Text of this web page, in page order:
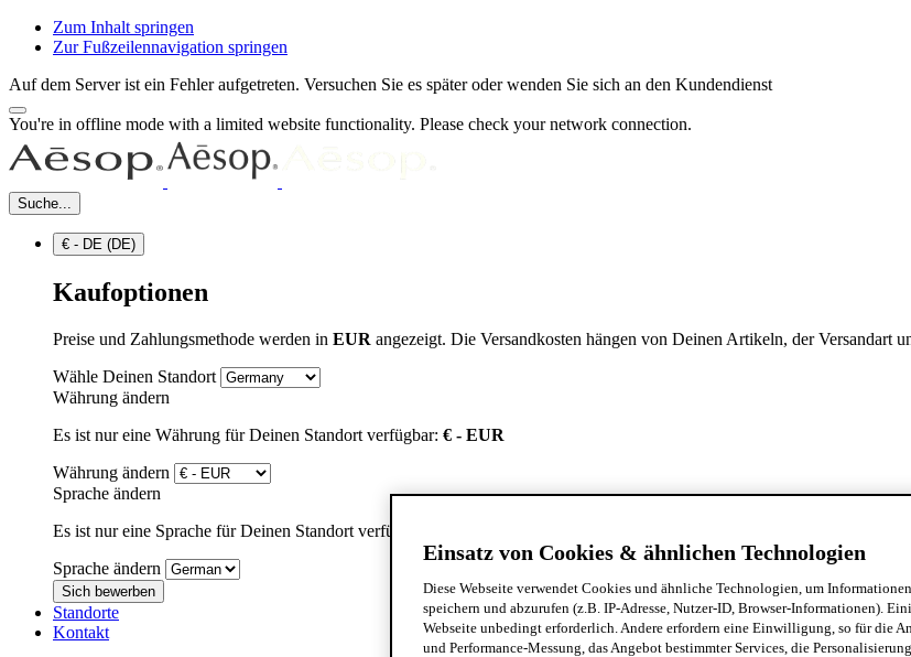
Zum Inhalt springen
Zur Fußzeilennavigation springen
Auf dem Server ist ein Fehler aufgetreten. Versuchen Sie es später oder wenden Sie sich an den Kundendienst
You're in offline mode with a limited website functionality. Please check your network connection.
Suche...
€ - DE (DE)
Kaufoptionen
Preise und Zahlungsmethode werden in EUR angezeigt. Die Versandkosten hängen von Deinen Artikeln, der Versandart
Wähle Deinen Standort
Währung ändern
Es ist nur eine Währung für Deinen Standort verfügbar: € - EUR
Währung ändern
Sprache ändern
Es ist nur eine Sprache für Deinen Standort verfügbar:
Sprache ändern
Sich bewerben
Standorte
Kontakt
Einsatz von Cookies & ähnlichen Technologien
Diese Webseite verwendet Cookies und ähnliche Technologien, um
speichern und abzurufen (z.B. IP-Adresse, Nutzer-ID, Browser-Informationen).
Webseite unbedingt erforderlich. Andere erfordern eine Einwilligung, so für die
und Performance-Messung, das Angebot bestimmter Services, die